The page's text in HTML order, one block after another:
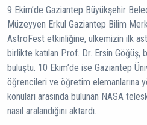
9 Ekim’de Gaziantep Büyükşehir
Müzeyyen Erkul Gaziantep Bilim
AstroFest etkinliğine, ülkemizin ilk
birlikte katılan Prof. Dr. Ersin Göğüş,
buluştu. 10 Ekim’de ise Gaziantep
öğrencileri ve öğretim elemanlarına
konuları arasında bulunan NASA
nasıl aralandığını aktardı.